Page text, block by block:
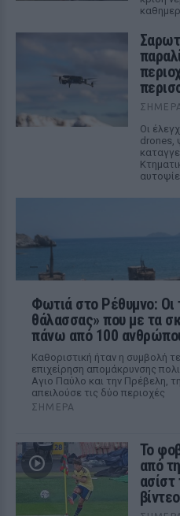
Οι
drones,
Φωτιά στο Ρέθυμνο:
θάλασσας» που με τα
πάνω από 100
Καθοριστική ήταν η συμβολή
επιχείρηση απομάκρυνσης
Αγιο Παύλο και την Πρέβελη,
απειλούσε τις δύο περιοχές
ΣΉΜΕΡΑ
Το
από
βίντεο